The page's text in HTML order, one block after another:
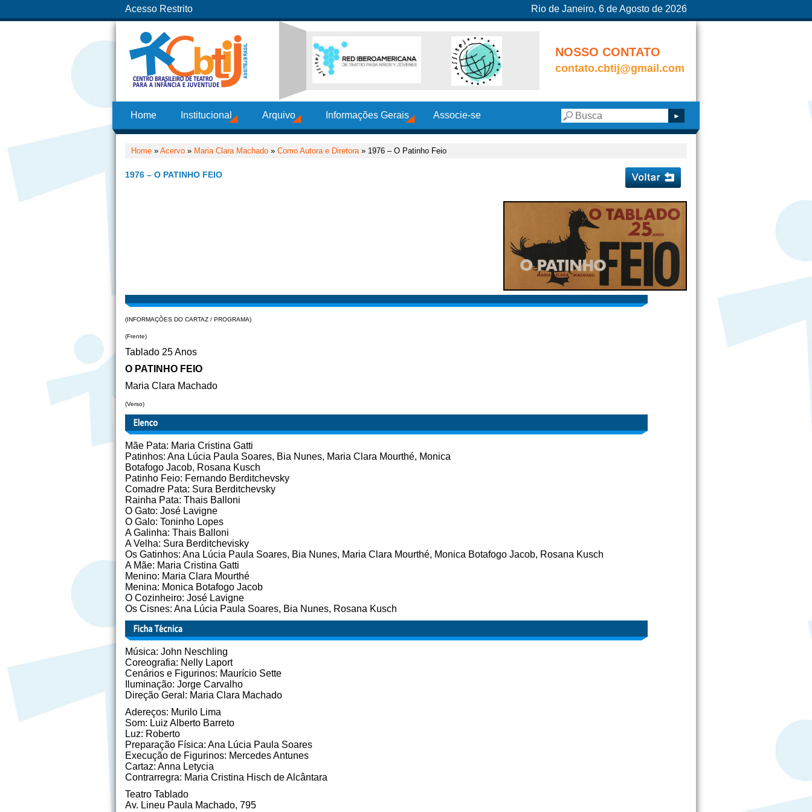
Acesso Restrito Rio de Janeiro, 6 de Agosto de 2026
NOSSO CONTATO
contato.cbtij@gmail.com
Home Institucional Arquivo Informações Gerais Associe-se
Home » Acervo » Maria Clara Machado » Como Autora e Diretora» 1976 – O Patinho Feio
1976 – O PATINHO FEIO
(INFORMAÇÕES DO CARTAZ / PROGRAMA)
(Frente)
Tablado 25 Anos
O PATINHO FEIO
Maria Clara Machado
(Verso)
Mãe Pata: Maria Cristina Gatti
Patinhos: Ana Lúcia Paula Soares, Bia Nunes, Maria Clara Mourthé, Monica
Botafogo Jacob, Rosana Kusch
Patinho Feio: Fernando Berditchevsky
Comadre Pata: Sura Berditchevsky
Rainha Pata: Thais Balloni
O Gato: José Lavigne
O Galo: Toninho Lopes
A Galinha: Thais Balloni
A Velha: Sura Berditchevisky
Os Gatinhos: Ana Lúcia Paula Soares, Bia Nunes, Maria Clara Mourthé, Monica Botafogo Jacob, Rosana Kusch
A Mãe: Maria Cristina Gatti
Menino: Maria Clara Mourthé
Menina: Monica Botafogo Jacob
O Cozinheiro: José Lavigne
Os Cisnes: Ana Lúcia Paula Soares, Bia Nunes, Rosana Kusch
Música: John Neschling
Coreografia: Nelly Laport
Cenários e Figurinos: Maurício Sette
Iluminação: Jorge Carvalho
Direção Geral: Maria Clara Machado
Adereços: Murilo Lima
Som: Luiz Alberto Barreto
Luz: Roberto
Preparação Física: Ana Lúcia Paula Soares
Execução de Figurinos: Mercedes Antunes
Cartaz: Anna Letycia
Contrarregra: Maria Cristina Hisch de Alcântara
Teatro Tablado
Av. Lineu Paula Machado, 795